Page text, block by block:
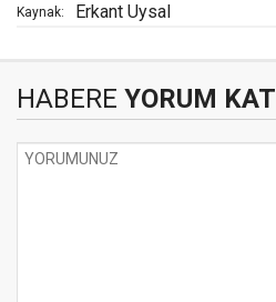
Kaynak: Erkant Uysal
HABERE YORUM KAT